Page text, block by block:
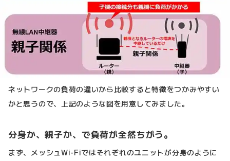
ネットワークの負荷の違いから比較すると特徴をつかみやすい
かと思うので、上記のような図を用意してみました。
分身か、親子か、で負荷が全然ちがう。
まず、メッシュWi-Fiではそれぞれのユニットが分身のように